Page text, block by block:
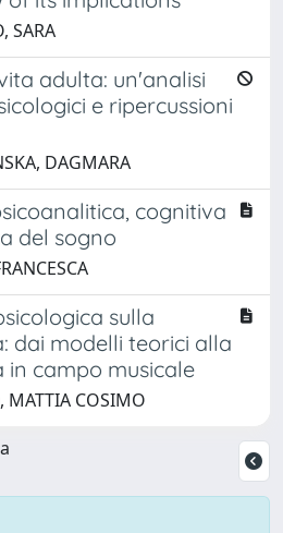
SARA
adulta: un'analisi
e ripercussioni
DAGMARA
cognitiva
del sogno
sulla
dai modelli teorici alla
campo musicale
MATTIA COSIMO